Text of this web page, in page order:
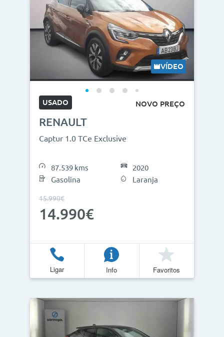
VÍDEO
USADO NOVO PREÇO
RENAULT
Captur 1.0 TCe Exclusive
87.539 kms
Gasolina
2020
Laranja
15.990€
14.990€
Ligar Info Favoritos